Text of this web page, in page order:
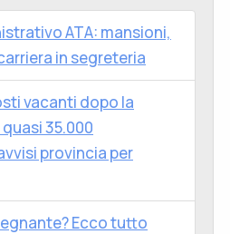
ATA: mansioni,
in segreteria
vacanti dopo la
35.000
provincia per
Ecco tutto